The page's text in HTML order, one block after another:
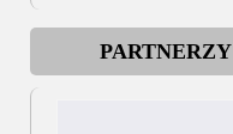
PARTNERZY